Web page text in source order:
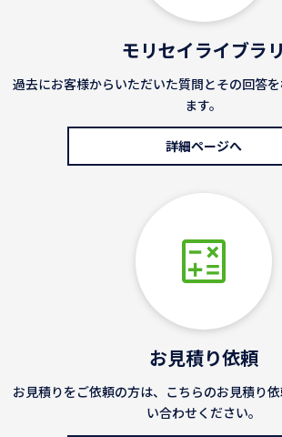
モリセイライブラリ
過去にお客様からいただいた質問とその回答
ます。
詳細ページへ
お見積り依頼
お見積りをご依頼の方は、こちらのお見積り
い合わせください。